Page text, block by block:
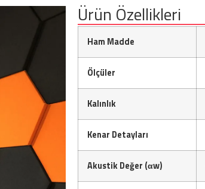
Ürün Özellikleri
Ham Madde
Ölçüler
Kalınlık
Kenar Detayları
Akustik Değer (αw)